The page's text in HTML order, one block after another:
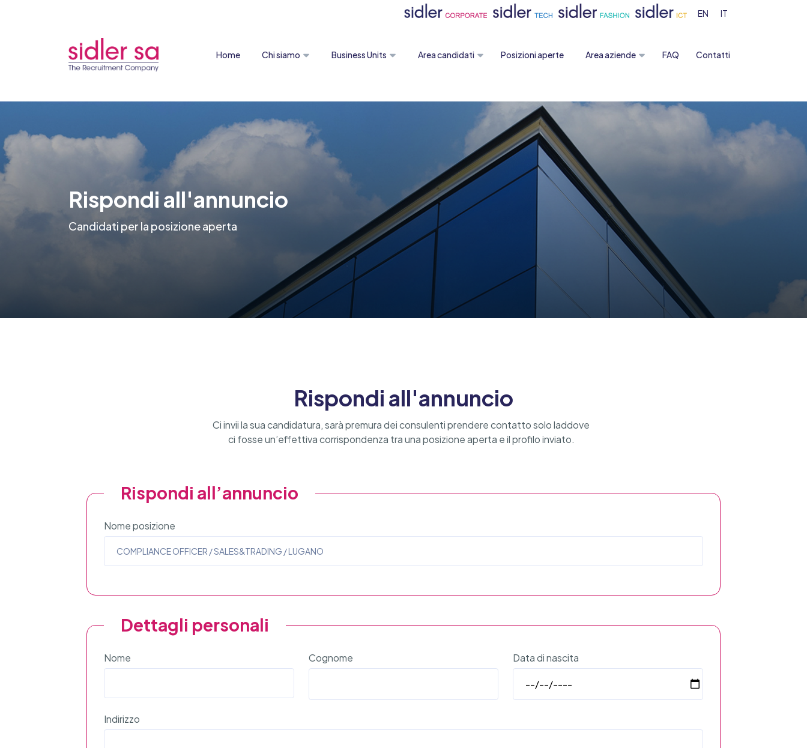
EN IT
Home Chi siamo Business Units Area candidati Posizioni aperte Area aziende FAQ Contatti
Rispondi all'annuncio
Candidati per la posizione aperta
Rispondi all'annuncio
Ci invii la sua candidatura, sarà premura dei consulenti prendere contatto solo laddove
ci fosse un’effettiva corrispondenza tra una posizione aperta e il profilo inviato.
Rispondi all’annuncio
Nome posizione
Dettagli personali
Nome Cognome Data di nascita
Indirizzo